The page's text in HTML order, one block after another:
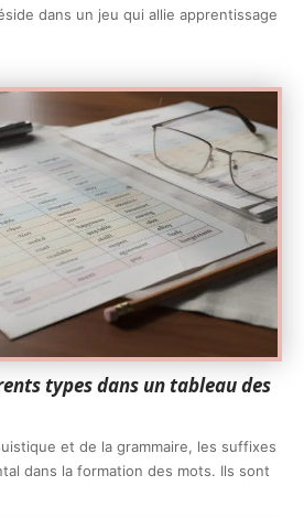
dans un jeu qui allie apprentissage
types dans un tableau des
et de la grammaire, les suffixes
dans la formation des mots. Ils sont